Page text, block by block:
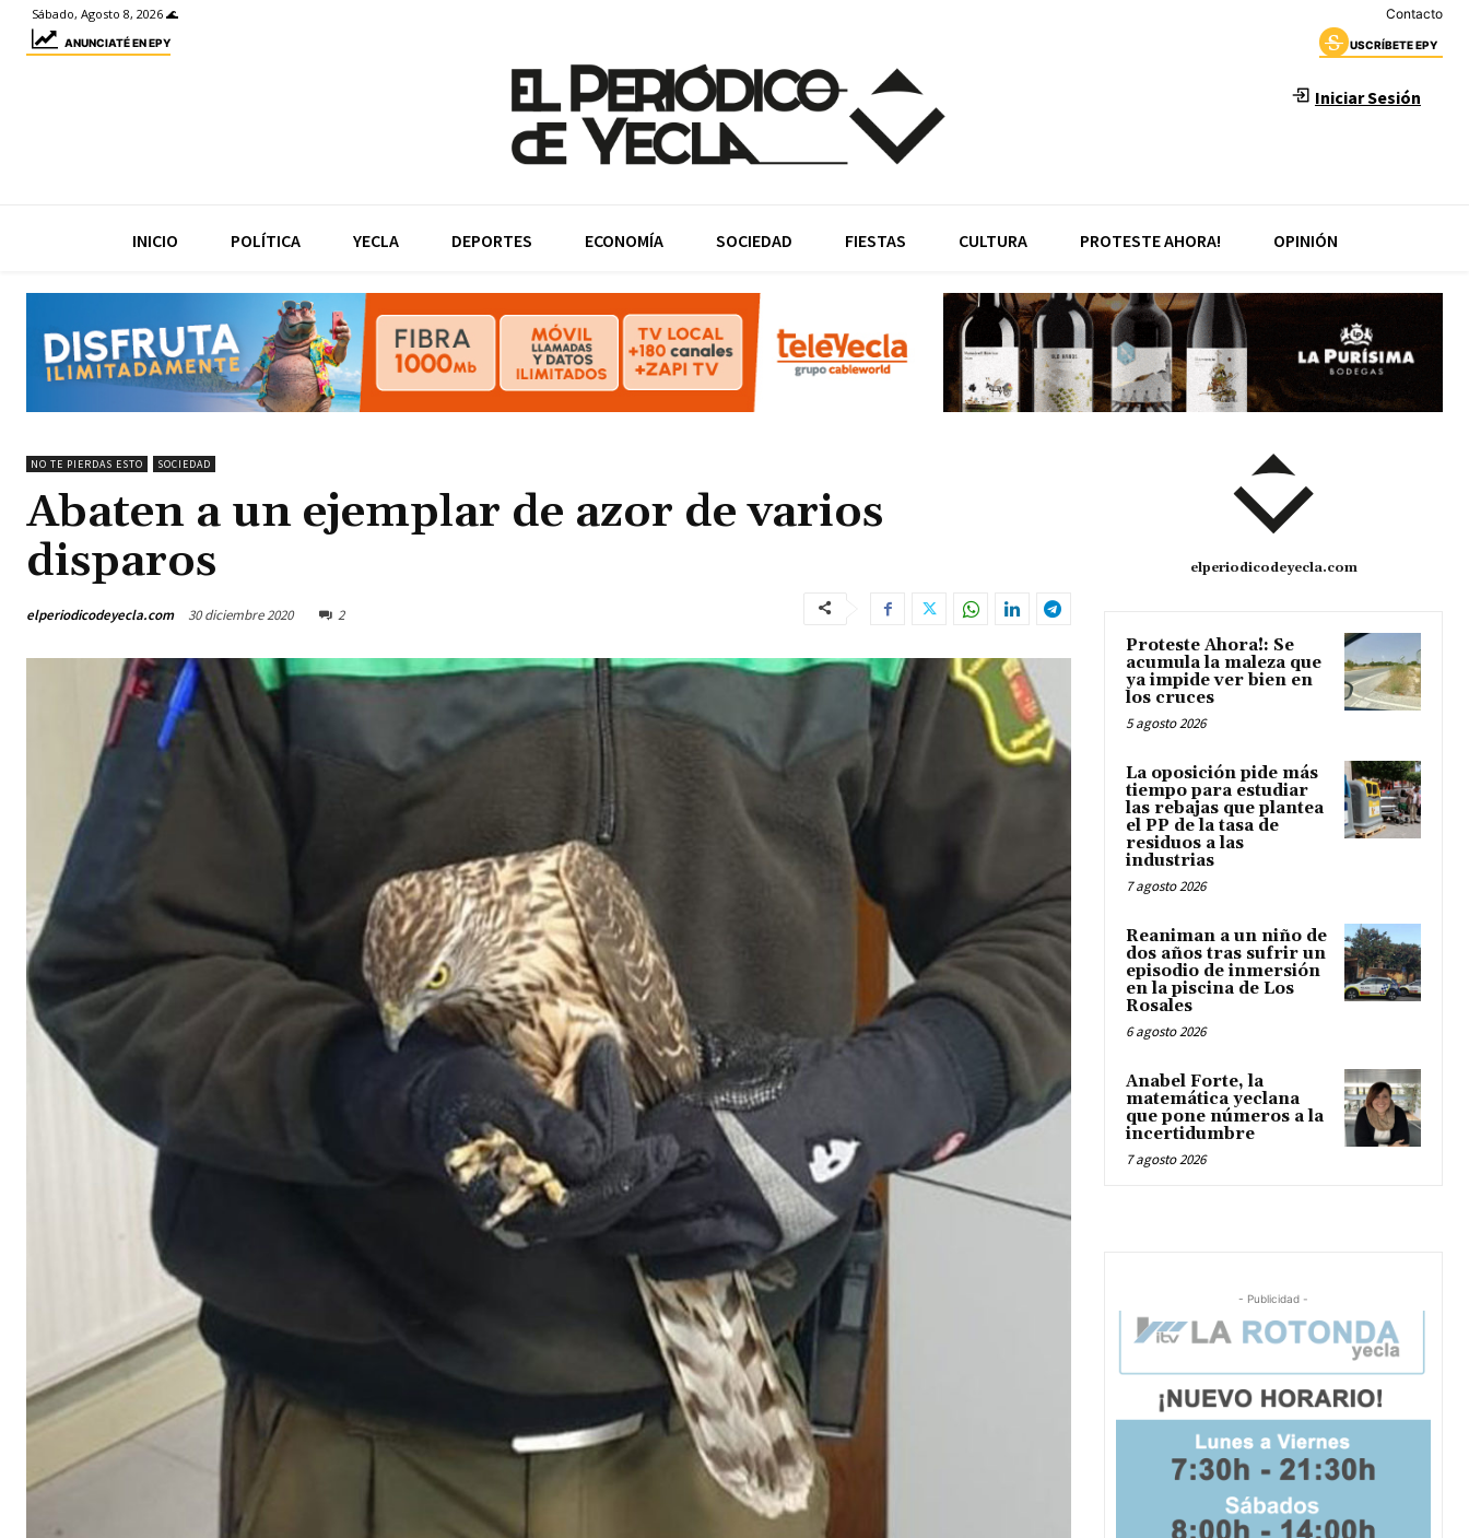
Sábado, Agosto 8, 2026 🌊 Contacto
ANUNCIATÉ EN EPY USCRÍBETE EPY
Iniciar Sesión
INICIO POLÍTICA YECLA DEPORTES ECONOMÍA SOCIEDAD FIESTAS CULTURA PROTESTE AHORA! OPINIÓN
NO TE PIERDAS ESTO SOCIEDAD
Abaten a un ejemplar de azor de varios
disparos
elperiodicodeyecla.com 30 diciembre 2020 2
elperiodicodeyecla.com
Proteste Ahora!: Se
acumula la maleza que
ya impide ver bien en
los cruces
5 agosto 2026
La oposición pide más
tiempo para estudiar
las rebajas que plantea
el PP de la tasa de
residuos a las
industrias
7 agosto 2026
Reaniman a un niño de
dos años tras sufrir un
episodio de inmersión
en la piscina de Los
Rosales
6 agosto 2026
Anabel Forte, la
matemática yeclana
que pone números a la
incertidumbre
7 agosto 2026
- Publicidad -